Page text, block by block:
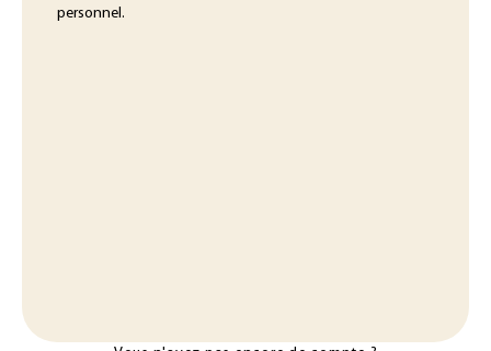
personnel.